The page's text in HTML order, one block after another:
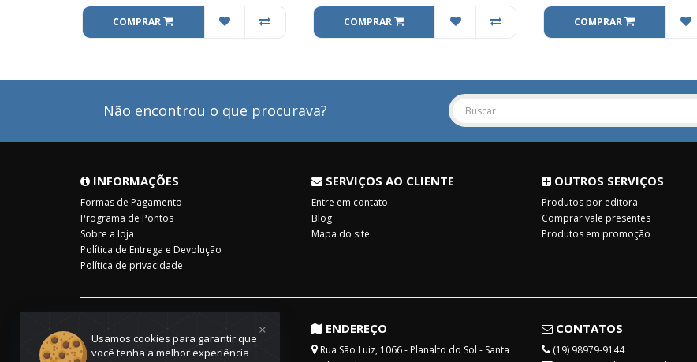
COMPRAR COMPRAR COMPRAR
Não encontrou o que procurava?
INFORMAÇÕES
Formas de Pagamento
Programa de Pontos
Sobre a loja
Política de Entrega e Devolução
Política de privacidade
SERVIÇOS AO CLIENTE
Entre em contato
Blog
Mapa do site
OUTROS SERVIÇOS
Produtos por editora
Comprar vale presentes
Produtos em promoção
A Raul Livros desde 2007 fornece livros e
ENDEREÇO
Rua São Luiz, 1066 - Planalto do Sol - Santa
CONTATOS
(19) 98979-9144
Usamos cookies para garantir que
você tenha a melhor experiência
×